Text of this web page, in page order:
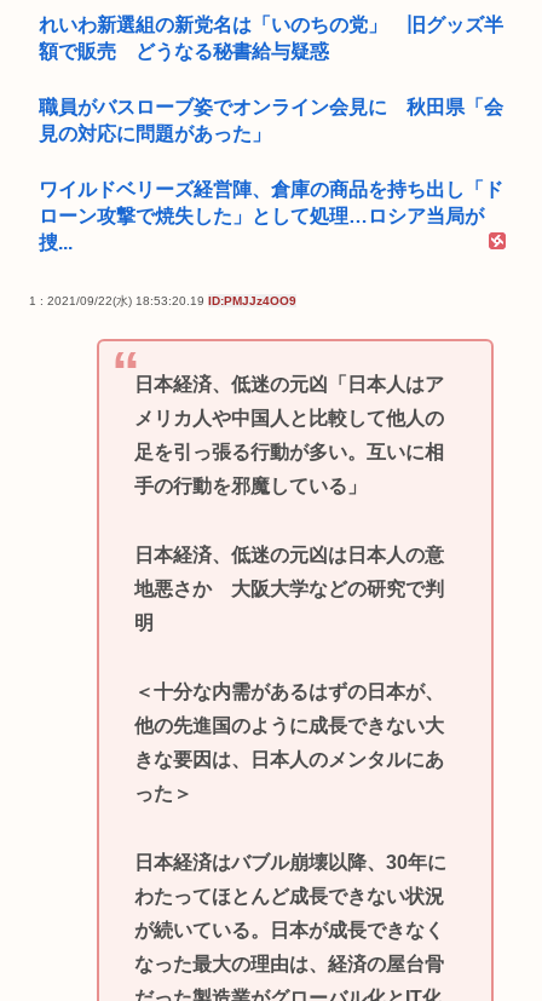
れいわ新選組の新党名は「いのちの党」 旧グッズ半
額で販売 どうなる秘書給与疑惑
職員がバスローブ姿でオンライン会見に 秋田県「会
見の対応に問題があった」
ワイルドベリーズ経営陣、倉庫の商品を持ち出し「ド
ローン攻撃で焼失した」として処理…ロシア当局が
捜...
1 : 2021/09/22(水) 18:53:20.19 ID:PMJJz4OO9
日本経済、低迷の元凶「日本人はア
メリカ人や中国人と比較して他人の
足を引っ張る行動が多い。互いに相
手の行動を邪魔している」
日本経済、低迷の元凶は日本人の意
地悪さか 大阪大学などの研究で判
明
＜十分な内需があるはずの日本が、
他の先進国のように成長できない大
きな要因は、日本人のメンタルにあ
った＞
日本経済はバブル崩壊以降、30年に
わたってほとんど成長できない状況
が続いている。日本が成長できなく
なった最大の理由は、経済の屋台骨